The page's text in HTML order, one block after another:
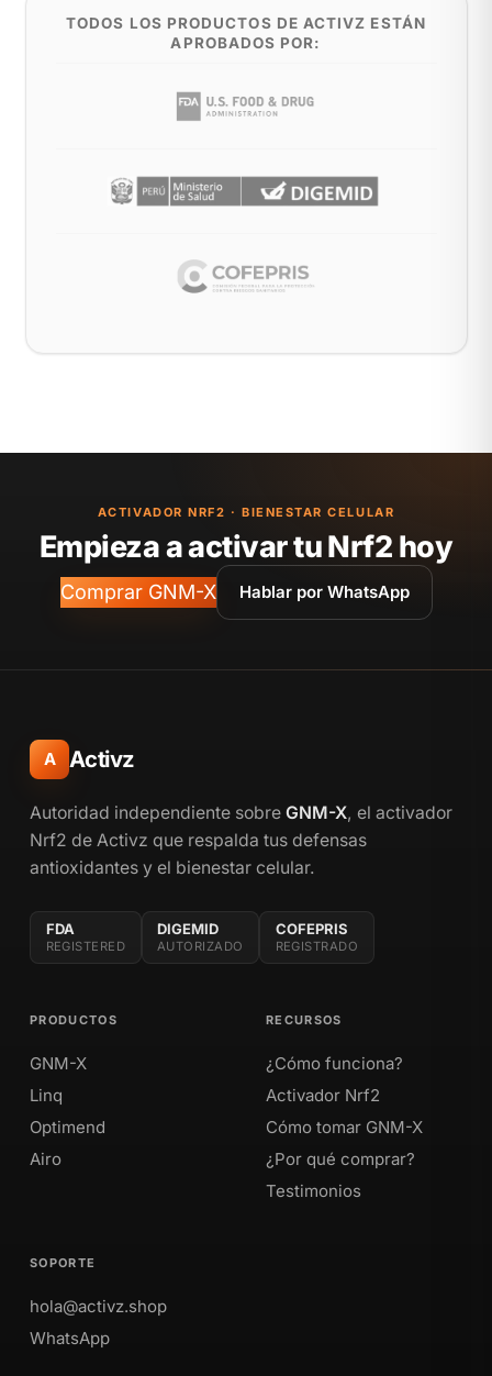
TODOS LOS PRODUCTOS DE ACTIVZ ESTÁN
APROBADOS POR:
ACTIVADOR NRF2 · BIENESTAR CELULAR
Empieza a activar tu Nrf2 hoy
Comprar GNM-X Hablar por WhatsApp
A Activz
Autoridad independiente sobre GNM-X, el activador
Nrf2 de Activz que respalda tus defensas
antioxidantes y el bienestar celular.
FDA
REGISTERED
DIGEMID
AUTORIZADO
COFEPRIS
REGISTRADO
PRODUCTOS
GNM-X
Linq
Optimend
Airo
RECURSOS
¿Cómo funciona?
Activador Nrf2
Cómo tomar GNM-X
¿Por qué comprar?
Testimonios
SOPORTE
hola@activz.shop
WhatsApp